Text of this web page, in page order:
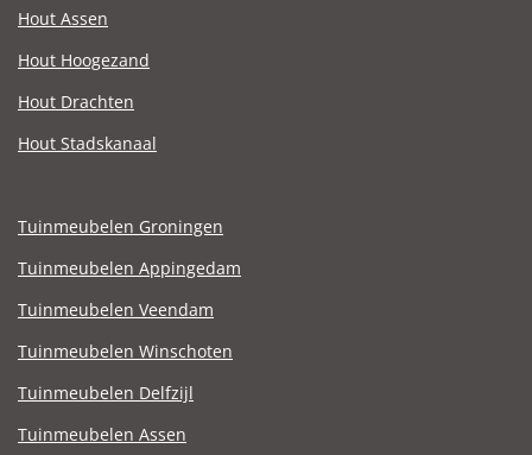
Hout Assen
Hout Hoogezand
Hout Drachten
Hout Stadskanaal
Tuinmeubelen Groningen
Tuinmeubelen Appingedam
Tuinmeubelen Veendam
Tuinmeubelen Winschoten
Tuinmeubelen Delfzijl
Tuinmeubelen Assen